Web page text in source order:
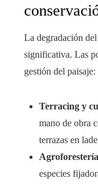
La degradación
significativa. Las
gestión del paisaje:
Terracing y
mano de obra
terrazas en
especies